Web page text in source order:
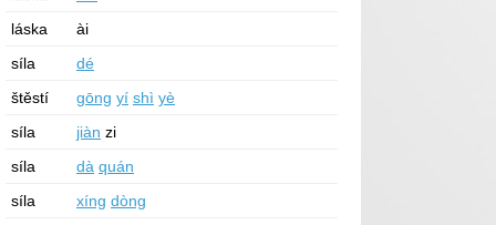
láska
ài
síla
dé
štěstí
gōng yí shì yè
síla
jiàn zi
síla
dà quán
síla
xíng dòng